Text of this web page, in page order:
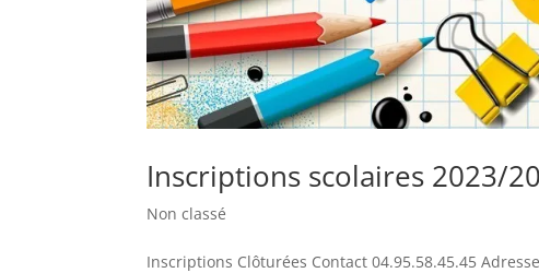
Inscriptions scolaires 2023/
Non classé
Inscriptions Clôturées Contact 04.95.58.45.45